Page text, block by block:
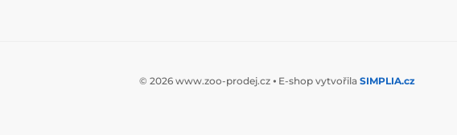
© 2026 www.zoo-prodej.cz ⦁ E-shop vytvořila SIMPLIA.cz